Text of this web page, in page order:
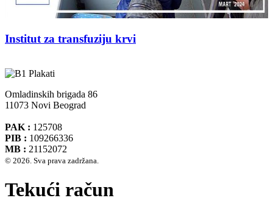
Institut za transfuziju krvi
Omladinskih brigada 86
11073 Novi Beograd
PAK : 125708
PIB : 109266336
MB : 21152072
© 2026. Sva prava zadržana.
Tekući račun